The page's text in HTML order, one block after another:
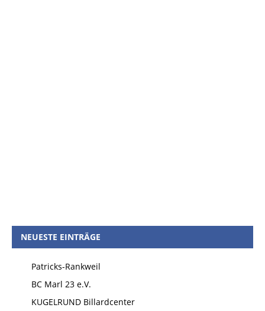
NEUESTE EINTRÄGE
Patricks-Rankweil
BC Marl 23 e.V.
KUGELRUND Billardcenter